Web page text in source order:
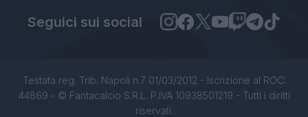
Seguici sui social
Testata reg. Trib. Napoli n.7 01/03/2012 - Iscrizione al ROC:
44869 - © Fantacalcio S.R.L. P.IVA 10938501219 - Tutti i diritti
riservati.